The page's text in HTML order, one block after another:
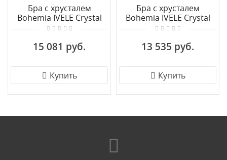
Бра с хрусталем
Bohemia IVELE Crystal
1409B/2+1/160/XL G
15 081 руб.
Купить
Бра с хрусталем
Bohemia IVELE Crystal
1410B/3/160/XL G V0300
13 535 руб.
Купить